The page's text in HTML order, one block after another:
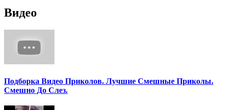
Видео
Подборка Видео Приколов. Лучшие Смешные Приколы.
Смешно До Слез.